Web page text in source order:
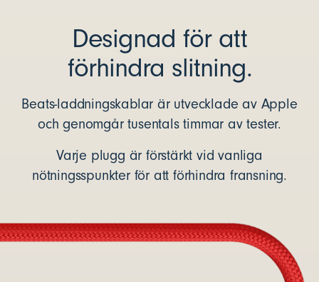
Designad för att
förhindra slitning.
Beats-laddningskablar är utvecklade av Apple
och genomgår tusentals timmar av tester.
Varje plugg är förstärkt vid vanliga
nötningsspunkter för att förhindra fransning.